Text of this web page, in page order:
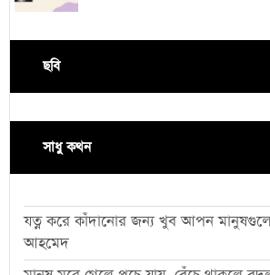
ছবি
সাধু কথন
যত্ন করে কাঁদানোর জন্য খুব আপন
আহমেদ